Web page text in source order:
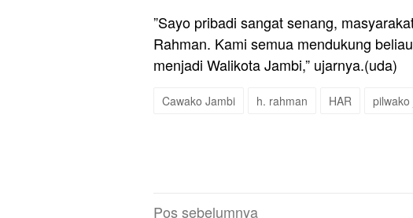
”Sayo pribadi sangat senang,
Rahman. Kami semua mendukung
menjadi Walikota Jambi,” ujarnya.(uda)
Cawako Jambi h. rahman HAR
Navigasi
Pos sebelumnya